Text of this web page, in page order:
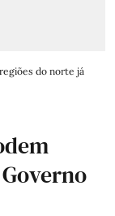
do norte já